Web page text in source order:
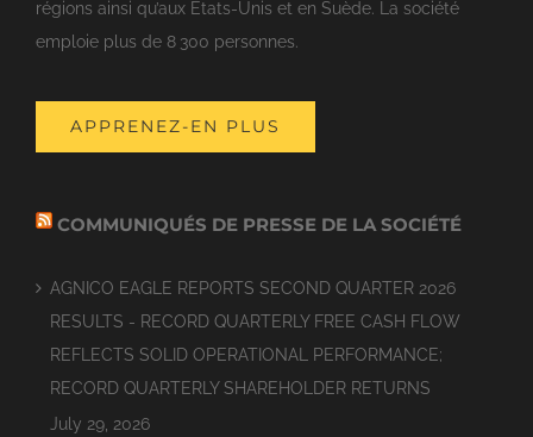
régions ainsi qu’aux États-Unis et en Suède. La société
emploie plus de 8 300 personnes.
APPRENEZ-EN PLUS
COMMUNIQUÉS DE PRESSE DE LA SOCIÉTÉ
AGNICO EAGLE REPORTS SECOND QUARTER 2026
RESULTS - RECORD QUARTERLY FREE CASH FLOW
REFLECTS SOLID OPERATIONAL PERFORMANCE;
RECORD QUARTERLY SHAREHOLDER RETURNS
July 29, 2026